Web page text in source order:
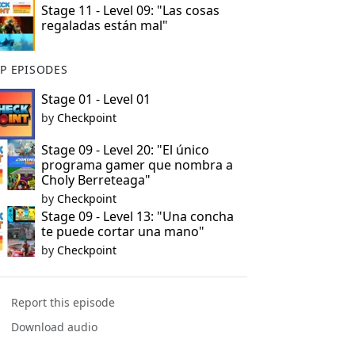
Stage 11 - Level 09: "Las cosas
regaladas están mal"
EPISODES
Stage 01 - Level 01
by Checkpoint
Stage 09 - Level 20: "El único
programa gamer que nombra a
Choly Berreteaga"
by Checkpoint
Stage 09 - Level 13: "Una concha
te puede cortar una mano"
by Checkpoint
Report this episode
Download audio